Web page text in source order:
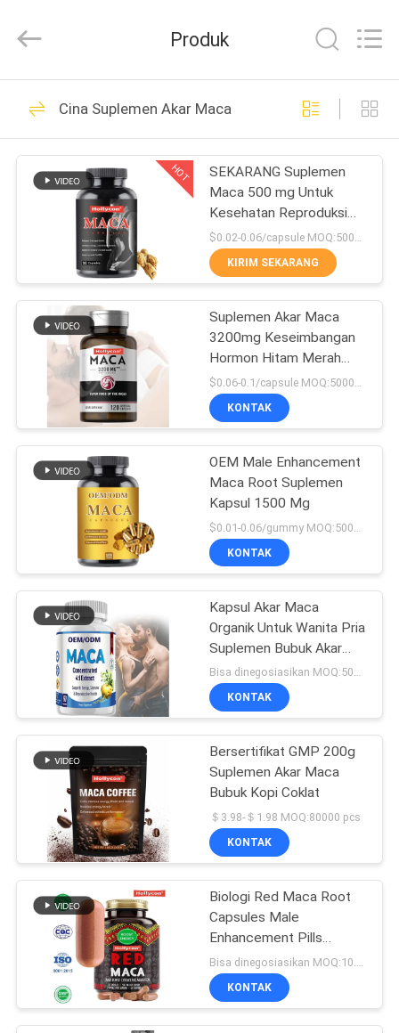
RUMAH
PRODUK
TENTANG
KITA
WISATA
PABRIK
KONTROL
KUALITAS
HUBUNGI
BERITA
SEMUA
KASUS
QUOTE
REQUEST
SUATU
SITEMAP
KEBIJAKAN
PRIVASI
Ltd..
Reserved.
kapsul pelangsing
203
Kapsul Pelangsing
Alami
67
Kapsul Pelangsing
Max Alami
Suplemen OEM
856
Permen karet sari
apel
28
Produk
Cina Suplemen Akar Maca
HOT
SEKARANG Suplemen
Maca 500 mg Untuk
Kesehatan Reproduksi
Pria dan Wanita 90
Kapsul
$0.02-0.06/capsule MOQ:50000 kapsul
KIRIM SEKARANG
Suplemen Akar Maca
3200mg Keseimbangan
Hormon Hitam Merah
Kuning Meningkatkan
Fokus Mood Kapsul Akar
Maca
KONTAK
OEM Male Enhancement
Maca Root Suplemen
Kapsul 1500 Mg
KONTAK
Kapsul Akar Maca
Organik Untuk Wanita Pria
Suplemen Bubuk Akar
Maca
Bisa dinegosiasikan MOQ:50000 kapsul
KONTAK
Bersertifikat GMP 200g
Suplemen Akar Maca
Bubuk Kopi Coklat
＄3.98-＄1.98 MOQ:80000 pcs
KONTAK
Biologi Red Maca Root
Capsules Male
Enhancement Pills
Meningkatkan Energi
KONTAK